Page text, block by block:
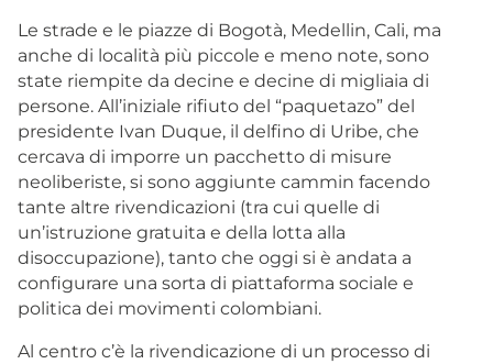
Le strade e le piazze di Bogotà, Medellin, Cali, ma
anche di località più piccole e meno note, sono
state riempite da decine e decine di migliaia di
persone. All’iniziale rifiuto del “paquetazo” del
presidente Ivan Duque, il delfino di Uribe, che
cercava di imporre un pacchetto di misure
neoliberiste, si sono aggiunte cammin facendo
tante altre rivendicazioni (tra cui quelle di
un’istruzione gratuita e della lotta alla
disoccupazione), tanto che oggi si è andata a
configurare una sorta di piattaforma sociale e
politica dei movimenti colombiani.
Al centro c’è la rivendicazione di un processo di